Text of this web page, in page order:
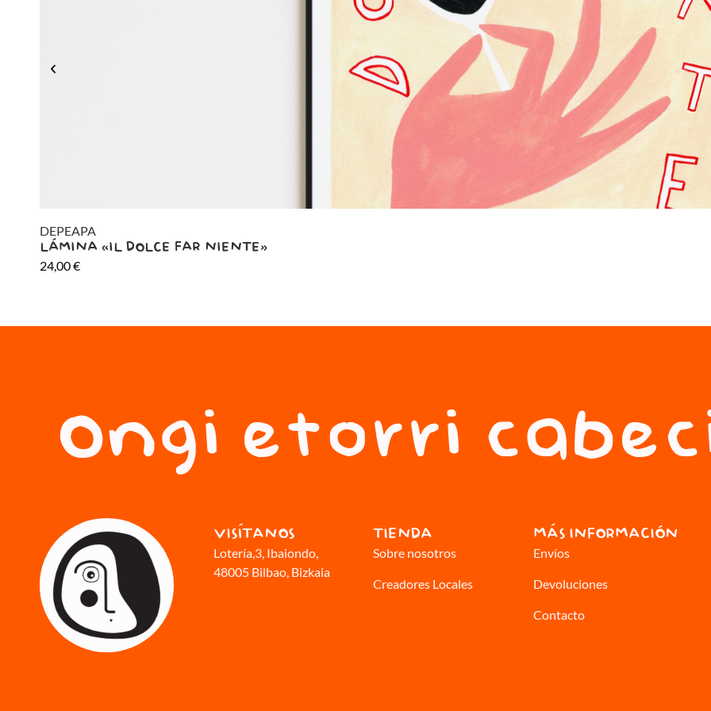
DEPEAPA
LÁMINA «IL DOLCE FAR NIENTE»
24,00€
Ongi etorri
VISÍTANOS
Lotería,3, Ibaiondo,
48005 Bilbao, Bizkaia
TIENDA
Sobre nosotros
Creadores Locales
MÁS INFORMACIÓN
Envíos
Devoluciones
Contacto